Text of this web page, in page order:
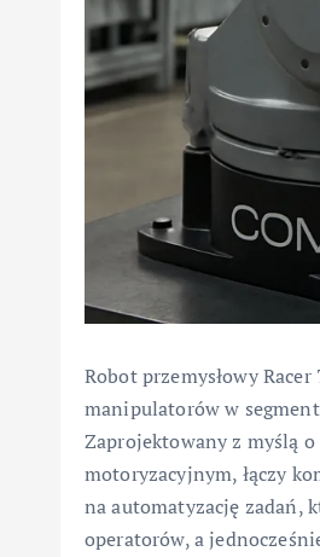
Robot przemysłowy
manipulatorów w
Zaprojektowany z myślą
motoryzacyjnym, łączy
na automatyzację zadań,
operatorów, a